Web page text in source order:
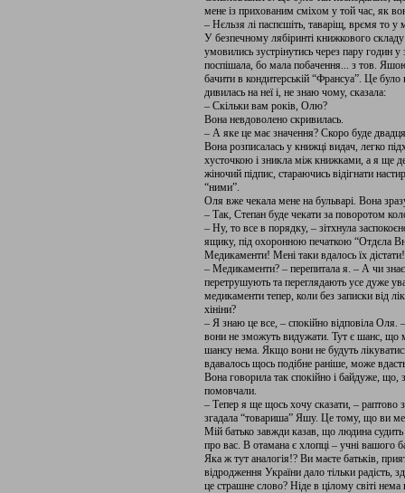
мене із прихованим сміхом у той час, як
– Нєльзя лі паспєшіть, таваріщ, врємя то
У безпечному лябіринті книжкового
умовились зустрінутись через пару годин
поспішала, бо мала побачення... з тов.
бачити в кондитерській “Франсуа”. Це
дивилась на неї і, не знаю чому, сказала:
– Скільки вам років, Олю?
Вона невдоволено скривилась.
– А яке це має значення? Скоро буде
Вона розписалась у книжці видач, легко
хусточкою і зникла між книжками, а я ще
жіночий підпис, стараючись відігнати
“ними”.
Оля вже чекала мене на бульварі. Вона
– Так, Степан буде чекати за поворотом
– Ну, то все в порядку, – зітхнула
ящику, під охоронною печаткою “Отдєла
Медикаменти! Мені таки вда­лось їх дістати!
– Медикаменти? – перепитала я. – А чи
перетрушують та переглядають усе дуже
медикаменти тепер, коли без записки від
хініни?
– Я знаю це все, – спокійно відповіла Оля.
вони не зможуть видужати. Тут є шанс, що
шансу нема. Якщо вони не будуть
вдавалось щось подібне раніше, може
Вона говорила так спокійно і байдуже, що,
помовчали.
– Тепер я ще щось хочу сказати, – раптово
згадала “товариша” Яшу. Це тому, що ви
Мій батько завжди казав, що людина
про вас. В отамана є хлопці – учні вашого
Яка ж тут аналогія!? Ви маєте батьків,
відродження України дало тільки радість,
це страшне сло­во? Ніде в цілому світі